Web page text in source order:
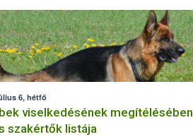
6, hétfő
viselkedésének megítélésében
szakértők listája